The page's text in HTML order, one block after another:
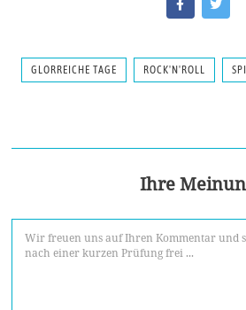
GLORREICHE TAGE ROCK'N'ROLL
Ihre